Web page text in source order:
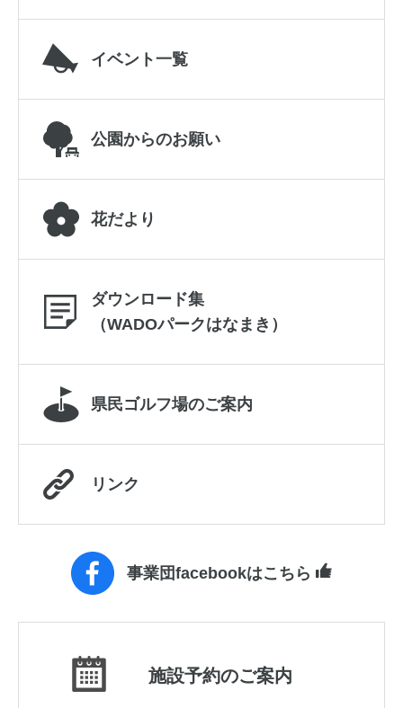
イベント一覧
公園からのお願い
花だより
ダウンロード集
（WADOパークはなまき）
県民ゴルフ場のご案内
リンク
事業団facebookはこちら
施設予約のご案内